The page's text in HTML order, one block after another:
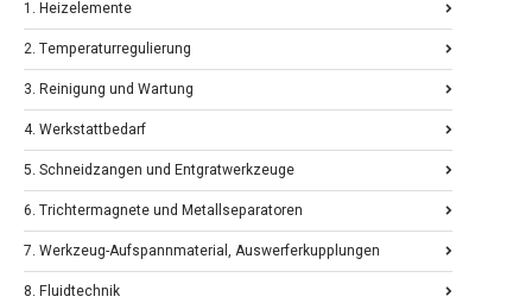
1. Heizelemente
2. Temperaturregulierung
3. Reinigung und Wartung
4. Werkstattbedarf
5. Schneidzangen und Entgratwerkzeuge
6. Trichtermagnete und Metallseparatoren
7. Werkzeug-Aufspannmaterial, Auswerferkupplungen
8. Fluidtechnik